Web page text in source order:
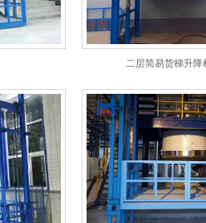
二层简易货梯升降